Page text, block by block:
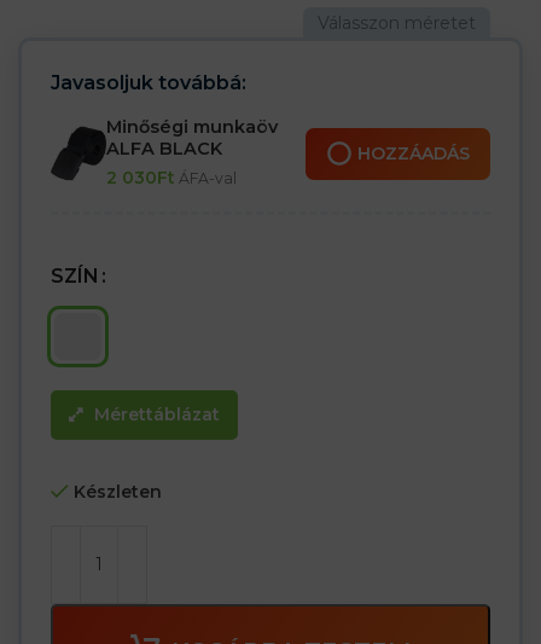
Javasoljuk továbbá:
Minőségi munkaöv
ALFA BLACK
2 030Ft ÁFA-val
HOZZÁADÁS
SZÍN
Mérettáblázat
Készleten